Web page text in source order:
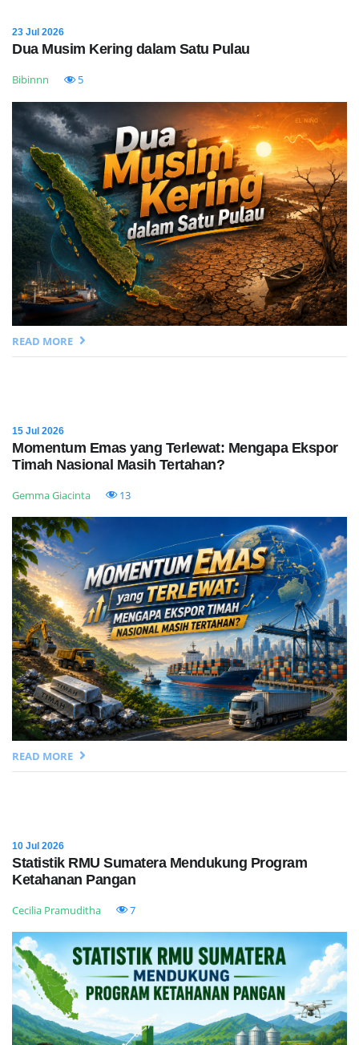
23 Jul 2026
Dua Musim Kering dalam Satu Pulau
Bibinnn 5
READ MORE
15 Jul 2026
Momentum Emas yang Terlewat: Mengapa Ekspor
Timah Nasional Masih Tertahan?
Gemma Giacinta 13
READ MORE
10 Jul 2026
Statistik RMU Sumatera Mendukung Program
Ketahanan Pangan
Cecilia Pramuditha 7